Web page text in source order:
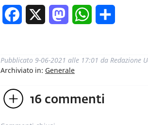
Facebook MastodonWhatsApp
Pubblicato 9-06-2021 alle 17:01 da Redazione
Archiviato in: Generale
16 commenti